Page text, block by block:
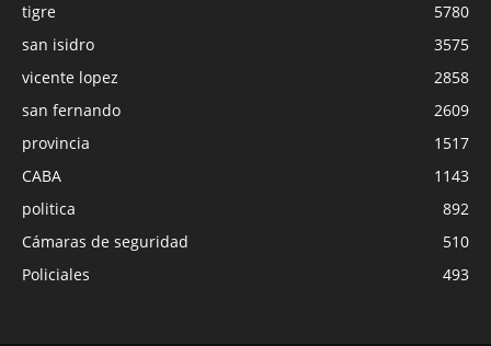
tigre
5780
san isidro
3575
vicente lopez
2858
san fernando
2609
provincia
1517
CABA
1143
politica
892
Cámaras de seguridad
510
Policiales
493